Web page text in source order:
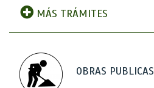
MÁS TRÁMITES
OBRAS PUBLICAS